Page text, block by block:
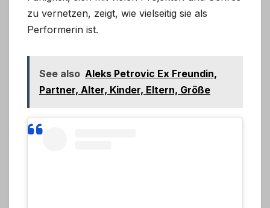
zu vernetzen, zeigt, wie vielseitig sie als
Performerin ist.
See also Aleks Petrovic Ex Freundin,
Partner, Alter, Kinder, Eltern, Größe